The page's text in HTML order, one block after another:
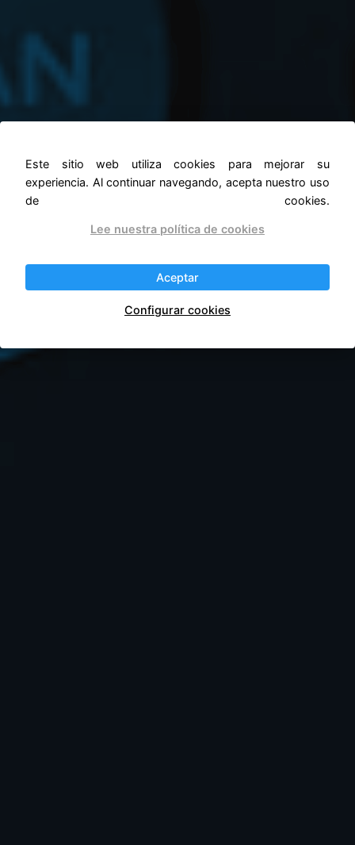
Aspiradora Roomba e6
excelente.
Comprar Roomba e6
Este sitio web utiliza cookies para mejorar su
experiencia. Al continuar navegando, acepta nuestro uso
de cookies.
Lee nuestra política de cookies
Aceptar
Configurar cookies